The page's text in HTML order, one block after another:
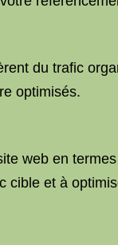
du trafic
optimisés.
web en
cible et à